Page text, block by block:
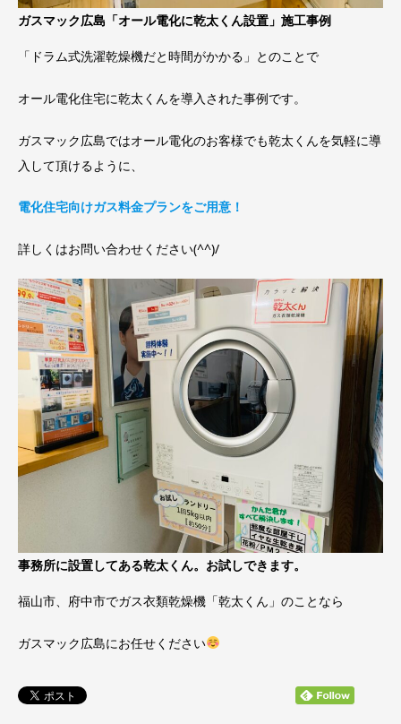
ガスマック広島「オール電化に乾太くん設置」施工事例
「ドラム式洗濯乾燥機だと時間がかかる」とのことで
オール電化住宅に乾太くんを導入された事例です。
ガスマック広島ではオール電化のお客様でも乾太くんを気軽に導
入して頂けるように、
電化住宅向けガス料金プランをご用意！
詳しくはお問い合わせください(^^)/
事務所に設置してある乾太くん。お試しできます。
福山市、府中市でガス衣類乾燥機「乾太くん」のことなら
ガスマック広島にお任せください